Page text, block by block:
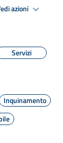
azioni
Servizi
Inquinamento